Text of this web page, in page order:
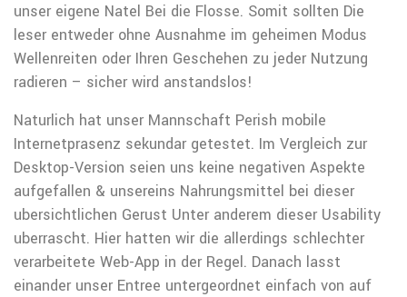
unser eigene Natel Bei die Flosse. Somit sollten Die
leser entweder ohne Ausnahme im geheimen Modus
Wellenreiten oder Ihren Geschehen zu jeder Nutzung
radieren – sicher wird anstandslos!
Naturlich hat unser Mannschaft Perish mobile
Internetprasenz sekundar getestet. Im Vergleich zur
Desktop-Version seien uns keine negativen Aspekte
aufgefallen & unsereins Nahrungsmittel bei dieser
ubersichtlichen Gerust Unter anderem dieser Usability
uberrascht. Hier hatten wir die allerdings schlechter
verarbeitete Web-App in der Regel. Danach lasst
einander unser Entree untergeordnet einfach von auf